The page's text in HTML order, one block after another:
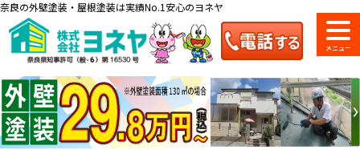
奈良の外壁塗装・屋根塗装は実績No.1安心のヨネヤ
料金一覧 会社案内 ショールーム
のご紹介